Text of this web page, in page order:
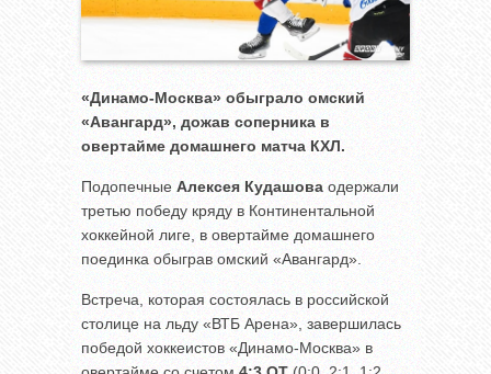
«Динамо-Москва» обыграло омский
«Авангард», дожав соперника в
овертайме домашнего матча КХЛ.
Подопечные Алексея Кудашова одержали
третью победу кряду в Континентальной
хоккейной лиге, в овертайме домашнего
поединка обыграв омский «Авангард».
Встреча, которая состоялась в российской
столице на льду «ВТБ Арена», завершилась
победой хоккеистов «Динамо-Москва» в